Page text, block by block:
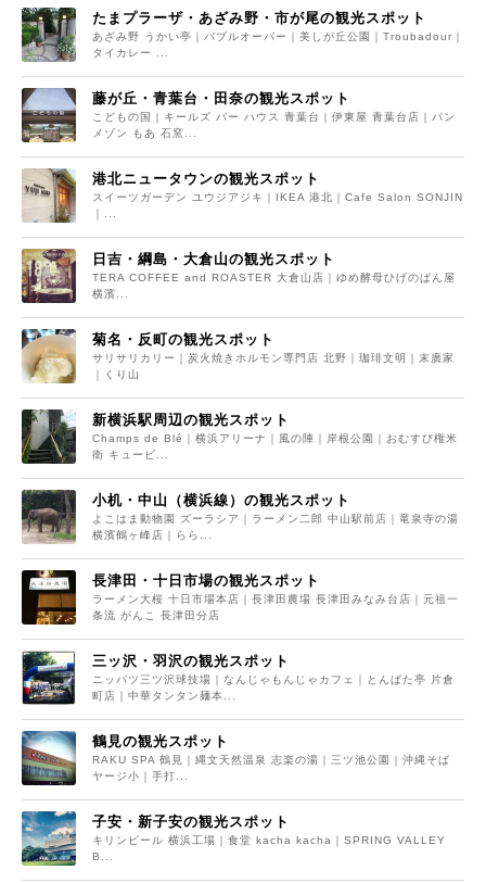
たまプラーザ・あざみ野・市が尾の観光スポット
あざみ野 うかい亭｜バブルオーバー｜美しが丘公園｜Troubadour｜
タイカレー ...
藤が丘・青葉台・田奈の観光スポット
こどもの国｜キールズ バー ハウス 青葉台｜伊東屋 青葉台店｜パン
メゾン もあ 石窯...
港北ニュータウンの観光スポット
スイーツガーデン ユウジアジキ｜IKEA 港北｜Cafe Salon SONJIN
｜...
日吉・綱島・大倉山の観光スポット
TERA COFFEE and ROASTER 大倉山店｜ゆめ酵母ひげのぱん屋
横濱...
菊名・反町の観光スポット
サリサリカリー｜炭火焼きホルモン専門店 北野｜珈琲文明｜末廣家
｜くり山
新横浜駅周辺の観光スポット
Champs de Blé｜横浜アリーナ｜風の陣｜岸根公園｜おむすび権米
衛 キュービ...
小机・中山（横浜線）の観光スポット
よこはま動物園 ズーラシア｜ラーメン二郎 中山駅前店｜竜泉寺の湯
横濱鶴ヶ峰店｜らら...
長津田・十日市場の観光スポット
ラーメン大桜 十日市場本店｜長津田農場 長津田みなみ台店｜元祖一
条流 がんこ 長津田分店
三ッ沢・羽沢の観光スポット
ニッパツ三ツ沢球技場｜なんじゃもんじゃカフェ｜とんぱた亭 片倉
町店｜中華タンタン麺本...
鶴見の観光スポット
RAKU SPA 鶴見｜縄文天然温泉 志楽の湯｜三ツ池公園｜沖縄そば
ヤージ小｜手打...
子安・新子安の観光スポット
キリンビール 横浜工場｜食堂 kacha kacha｜SPRING VALLEY
B...